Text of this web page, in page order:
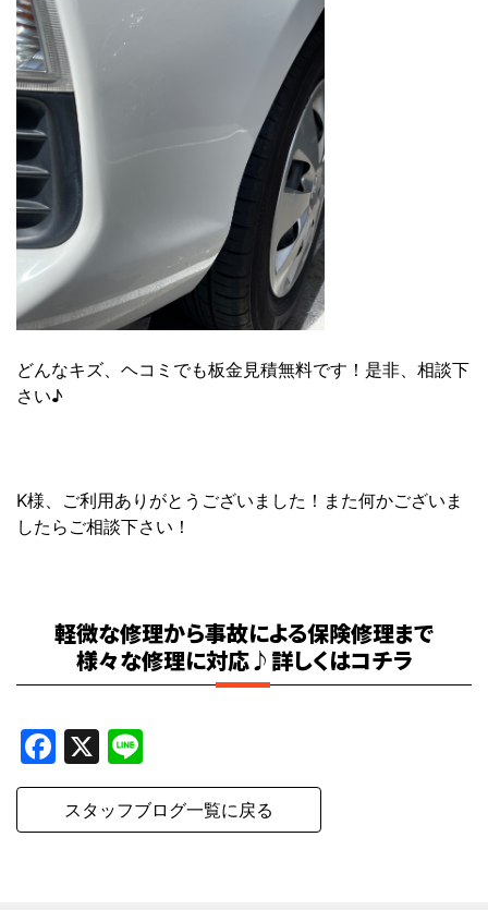
どんなキズ、ヘコミでも板金見積無料です！是非、相談下
さい♪
K様、ご利用ありがとうございました！また何かございま
したらご相談下さい！
軽微な修理から事故による保険修理まで
様々な修理に対応♪詳しくはコチラ
Facebook
X
スタッフブログ一覧に戻る